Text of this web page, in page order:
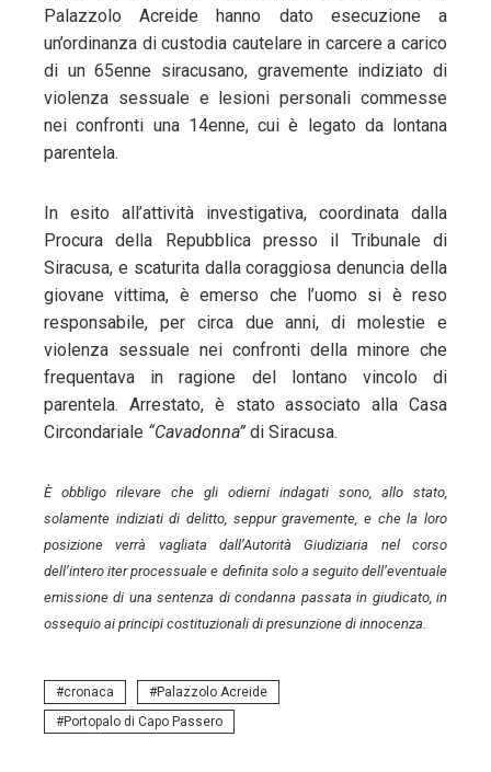
Palazzolo Acreide hanno dato esecuzione a
un’ordinanza di custodia cautelare in carcere a carico
di un 65enne siracusano, gravemente indiziato di
violenza sessuale e lesioni personali commesse
nei confronti una 14enne, cui è legato da lontana
parentela.
In esito all’attività investigativa, coordinata dalla
Procura della Repubblica presso il Tribunale di
Siracusa, e scaturita dalla coraggiosa denuncia della
giovane vittima, è emerso che l’uomo si è reso
responsabile, per circa due anni, di molestie e
violenza sessuale nei confronti della minore che
frequentava in ragione del lontano vincolo di
parentela. Arrestato, è stato associato alla Casa
Circondariale “Cavadonna” di Siracusa.
È obbligo rilevare che gli odierni indagati sono, allo stato,
solamente indiziati di delitto, seppur gravemente, e che la loro
posizione verrà vagliata dall’Autorità Giudiziaria nel corso
dell’intero iter processuale e definita solo a seguito dell’eventuale
emissione di una sentenza di condanna passata in giudicato, in
ossequio ai principi costituzionali di presunzione di innocenza.
cronaca
Palazzolo Acreide
Portopalo di Capo Passero